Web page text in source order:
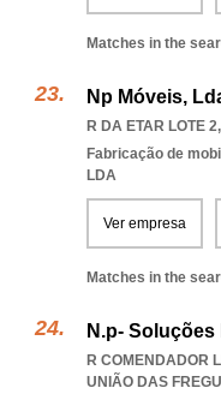
Matches in the
Np Móveis,
R DA ETAR LOTE
Fabricação de
LDA
Ver empresa
Matches in the
N.p-
R COMENDADOR
UNIÃO DAS